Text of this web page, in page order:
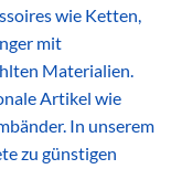
wie Ketten,
mit
Materialien.
Artikel wie
In unserem
zu günstigen